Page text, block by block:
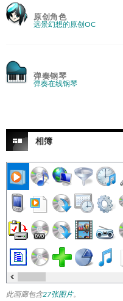
原创角色
远景幻想的原创OC
弹奏钢琴
弹奏在线钢琴
相簿
此画廊包含27张图片。